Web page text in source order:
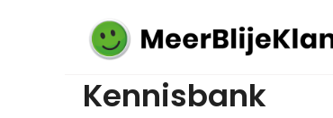
Kennisbank